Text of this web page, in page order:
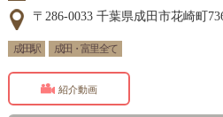
〒286-0033 千葉県成田市花崎町
成田駅 成田・富里 全て
紹介動画